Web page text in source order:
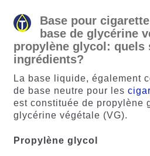
Base pour
base de glycérine
propylène glycol: quels
ingrédients?
La base liquide, également
de base neutre pour les
est constituée de propylène
glycérine végétale (VG).
Propylène glycol